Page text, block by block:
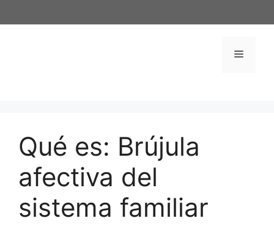
al
Menú
Qué es: Brújula
afectiva del
sistema familiar